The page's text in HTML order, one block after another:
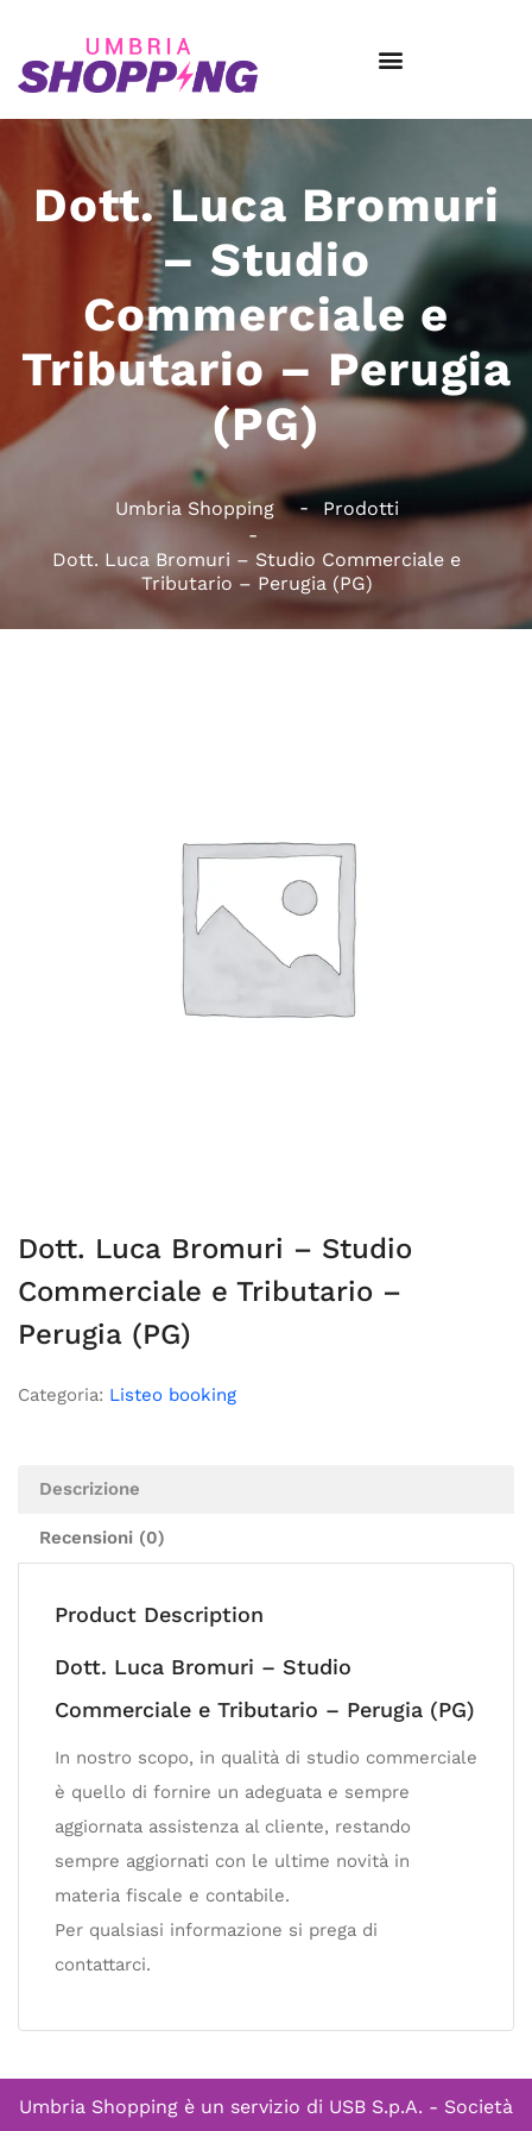
Dott. Luca Bromuri
– Studio
Commerciale e
Tributario – Perugia
(PG)
Umbria Shopping Prodotti
Dott. Luca Bromuri – Studio Commerciale e
Tributario – Perugia (PG)
Dott. Luca Bromuri – Studio
Commerciale e Tributario –
Perugia (PG)
Categoria: Listeo booking
Descrizione
Recensioni (0)
Product Description
Dott. Luca Bromuri – Studio
Commerciale e Tributario – Perugia (PG)
In nostro scopo, in qualità di studio commerciale
è quello di fornire un adeguata e sempre
aggiornata assistenza al cliente, restando
sempre aggiornati con le ultime novità in
materia fiscale e contabile.
Per qualsiasi informazione si prega di
contattarci.
Umbria Shopping è un servizio di USB S.p.A. - Società